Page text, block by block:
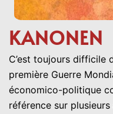
KANONEN
C’est toujours difficile
première Guerre
économico-politique
référence sur